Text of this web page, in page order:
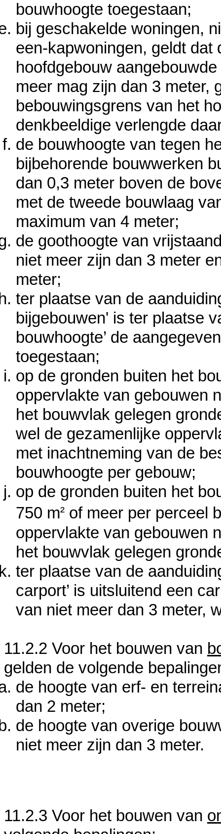
bouwhoogte toegestaan;
bij geschakelde woningen,
een-kapwoningen, geldt dat
hoofdgebouw
meer mag zijn dan 3 meter,
bebouwingsgrens van het
denkbeeldige verlengde
de bouwhoogte van tegen
bijbehorende bouwwerken
dan 0,3 meter boven de
met de tweede bouwlaag
maximum van 4 meter;
de goothoogte van
niet meer zijn dan 3 meter
meter;
ter plaatse van de
bijgebouwen' is ter plaatse
bouwhoogte’ de
toegestaan;
op de gronden buiten het
oppervlakte van gebouwen
het bouwvlak gelegen
wel de gezamenlijke
met inachtneming van de
bouwhoogte per gebouw;
op de gronden buiten het
750 m² of meer per perceel
oppervlakte van gebouwen
het bouwvlak gelegen
ter plaatse van de
carport’ is uitsluitend een
van niet meer dan 3 meter,
11.2.2 Voor het bouwen van
gelden de volgende
de hoogte van erf- en
dan 2 meter;
de hoogte van overige
niet meer zijn dan 3 meter.
11.2.3 Voor het bouwen van